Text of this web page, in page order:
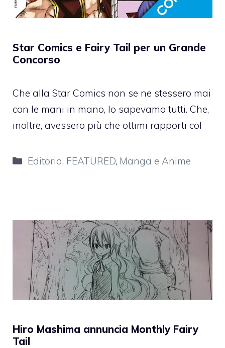
Star Comics e Fairy Tail per un Grande
Concorso
Che alla Star Comics non se ne stessero mai
con le mani in mano, lo sapevamo tutti. Che,
inoltre, avessero più che ottimi rapporti col
Categorie
Editoria, FEATURED, Manga e Anime
Hiro Mashima annuncia Monthly Fairy
Tail